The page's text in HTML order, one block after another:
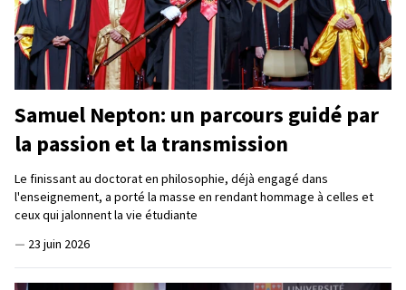
Samuel Nepton: un parcours guidé par
la passion et la transmission
Le finissant au doctorat en philosophie, déjà engagé dans
l'enseignement, a porté la masse en rendant hommage à celles et
ceux qui jalonnent la vie étudiante
— 23 juin 2026